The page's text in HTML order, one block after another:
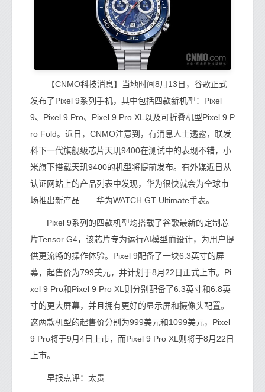
【CNMO科技消息】当地时间8月13日，谷歌正式
发布了Pixel 9系列手机，其中包括四款新机型：Pixel
9、Pixel 9 Pro、Pixel 9 Pro XL以及可折叠机型Pixel 9 P
ro Fold。近日，CNMO注意到，有消息人士透露，联发
科下一代旗舰级芯片天玑9400在测试中的表现不错，小
米旗下搭载天玑9400的机型将提前发布。有外媒近日从
认证网站上的产品列表中发现，华为很快就会为全球市
场推出新产品——华为WATCH GT Ultimate手表。
Pixel 9系列的四款机型均搭载了谷歌最新的定制芯
片Tensor G4，该芯片专为运行AI模型而设计，为用户提
供更流畅的操作体验。Pixel 9配备了一块6.3英寸的屏
幕，起售价为799美元，并计划于8月22日正式上市。Pi
xel 9 Pro和Pixel 9 Pro XL则分别配备了6.3英寸和6.8英
寸的更大屏幕，并且拥有更好的显示屏和摄像头配置。
这两款机型的起售价分别为999美元和1099美元，Pixel
9 Pro将于9月4日上市，而Pixel 9 Pro XL则将于8月22日
上市。
早报点评：太贵